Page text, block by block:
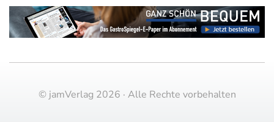
© jamVerlag 2026 · Alle Rechte vorbehalten